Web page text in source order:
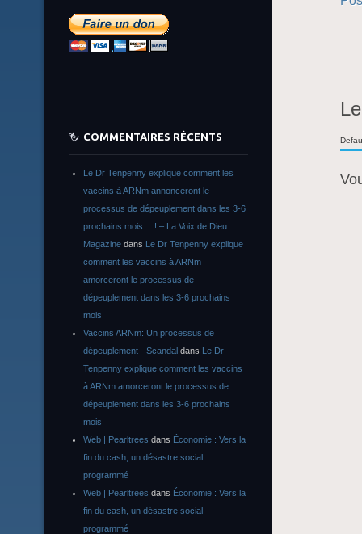
COMMENTAIRES RÉCENTS
Le Dr Tenpenny explique comment les
vaccins à ARNm annonceront le
processus de dépeuplement dans les 3-6
prochains mois… ! – La Voix de Dieu
Magazine dans Le Dr Tenpenny explique
comment les vaccins à ARNm
amorceront le processus de
dépeuplement dans les 3-6 prochains
mois
Vaccins ARNm: Un processus de
dépeuplement - Scandal dans Le Dr
Tenpenny explique comment les vaccins
à ARNm amorceront le processus de
dépeuplement dans les 3-6 prochains
mois
Web | Pearltrees dans Économie : Vers la
fin du cash, un désastre social
programmé
Web | Pearltrees dans Économie : Vers la
fin du cash, un désastre social
programmé